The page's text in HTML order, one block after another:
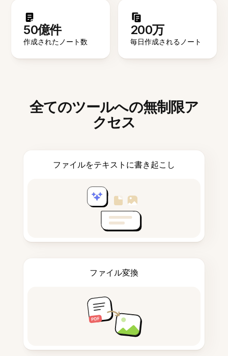
50億件
作成されたノート数
200万
毎日作成されるノート
全てのツールへの無制限ア
クセス
ファイルをテキストに書き起こし
ファイル変換